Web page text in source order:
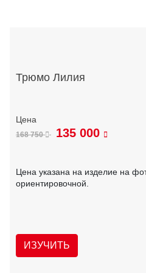
Трюмо Лилия
168 750 135 000
Цена указана на изделие на
ориентировочной.
ИЗУЧИТЬ